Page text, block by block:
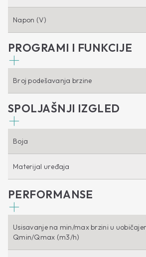
Napon (V)
PROGRAMI I FUNKCIJE
Broj podešavanja brzine
SPOLJAŠNJI IZGLED
Boja
Materijal uređaja
PERFORMANSE
Usisavanje na min/max brzini u
Qmin/Qmax (m3/h)